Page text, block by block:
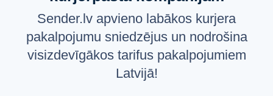
Sender.lv apvieno labākos kurjera
pakalpojumu sniedzējus un nodrošina
visizdevīgākos tarifus pakalpojumiem
Latvijā!